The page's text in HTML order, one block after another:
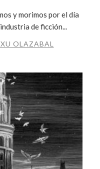
y morimos por el día
de ficción...
OLAZABAL